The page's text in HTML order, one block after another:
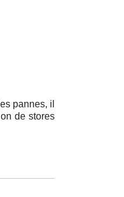
pannes, il
de stores